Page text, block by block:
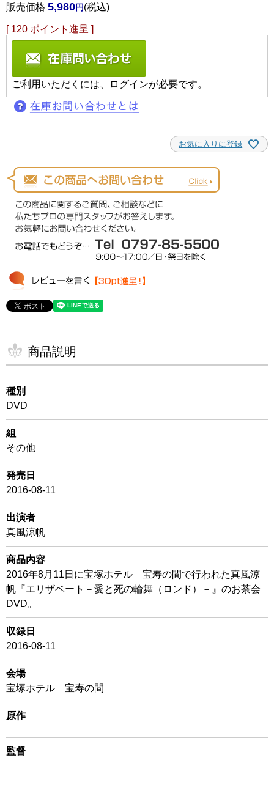
販売価格 5,980 税込
[ 120 ポイント進呈 ]
ご利用いただくには、ログインが必要です。
お気に入りに登録
商品説明
種別
DVD
組
その他
発売日
2016-08-11
出演者
真風涼帆
商品内容
2016年8月11日に宝塚ホテル 宝寿の間で行われた真風涼
帆『エリザベート－愛と死の輪舞（ロンド）－』のお茶会
DVD。
収録日
2016-08-11
会場
宝塚ホテル 宝寿の間
原作
監督